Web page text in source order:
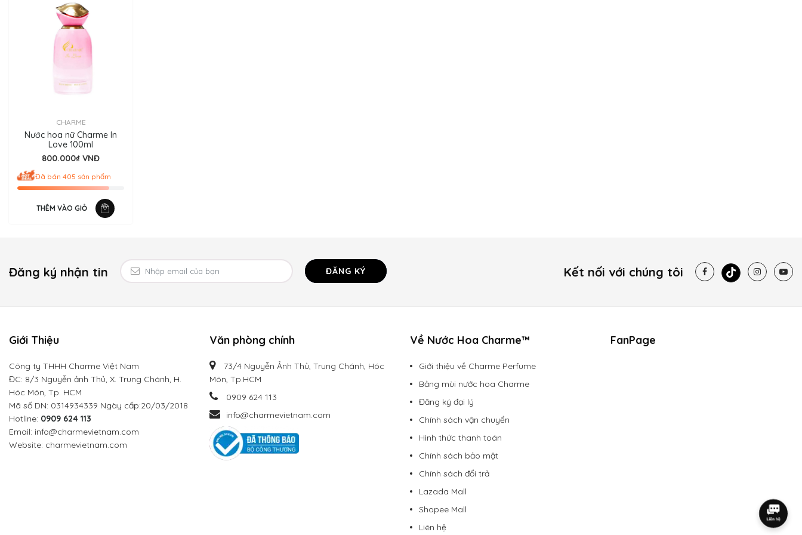
CHARME
Nước hoa nữ Charme In
Love 100ml
800.000₫ VNĐ
Đã bán 405 sản phẩm
THÊM VÀO GIỎ
Đăng ký nhận tin ĐĂNG KÝ Kết nối với chúng tôi
Giới Thiệu
Công ty THHH Charme Việt Nam
ĐC: 8/3 Nguyễn ảnh Thủ, X. Trung Chánh, H.
Hóc Môn, Tp. HCM
Mã số DN: 0314934339 Ngày cấp:20/03/2018
Hotline: 0909 624 113
Email: info@charmevietnam.com
Website: charmevietnam.com
Văn phòng chính
73/4 Nguyễn Ảnh Thủ, Trung Chánh, Hóc
Môn, Tp.HCM
0909 624 113
info@charmevietnam.com
Về Nước Hoa Charme™
Giới thiệu về Charme Perfume
Bảng mùi nước hoa Charme
Đăng ký đại lý
Chính sách vận chuyển
Hình thức thanh toán
Chính sách bảo mật
Chính sách đổi trả
Lazada Mall
Shopee Mall
Liên hệ
FanPage